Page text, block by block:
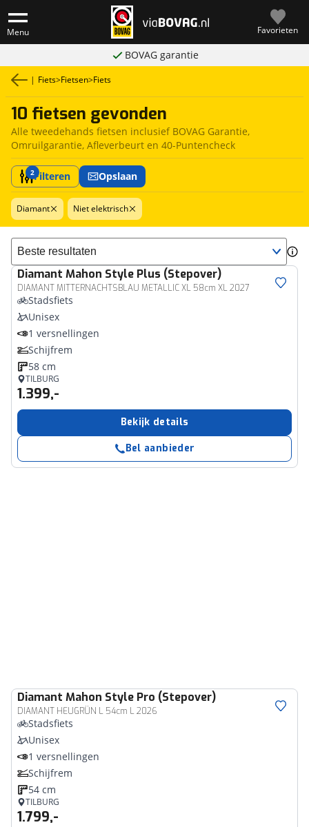
Menu Favorieten
BOVAG garantie
| Fiets>Fietsen>Fiets
10 fietsen gevonden
Alle tweedehands fietsen inclusief BOVAG Garantie,
Omruilgarantie, Afleverbeurt en 40-Puntencheck
2Filteren Opslaan
Diamant Niet elektrisch
Sorteer resultaten
Diamant Mahon Style Plus (Stepover)
DIAMANT MITTERNACHTSBLAU METALLIC XL 58cm XL 2027
Stadsfiets
Unisex
1 versnellingen
Schijfrem
58 cm
TILBURG
1.399,-
Bekijk details
Bel aanbieder
Diamant Mahon Style Pro (Stepover)
DIAMANT HEUGRÜN L 54cm L 2026
Stadsfiets
Unisex
1 versnellingen
Schijfrem
54 cm
TILBURG
1.799,-